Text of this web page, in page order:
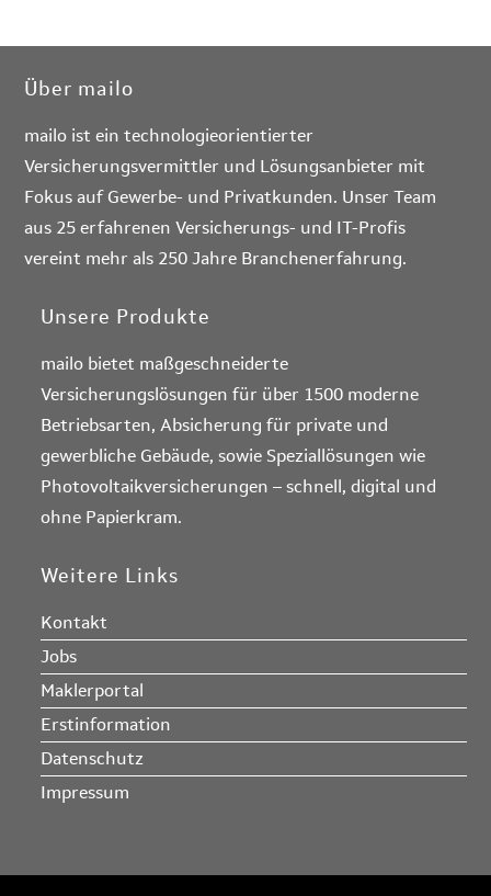
Über mailo
mailo ist ein technologieorientierter
Versicherungsvermittler und Lösungsanbieter mit
Fokus auf Gewerbe- und Privatkunden. Unser Team
aus 25 erfahrenen Versicherungs- und IT-Profis
vereint mehr als 250 Jahre Branchenerfahrung.
Unsere Produkte
mailo bietet maßgeschneiderte
Versicherungslösungen für über 1500 moderne
Betriebsarten, Absicherung für private und
gewerbliche Gebäude, sowie Speziallösungen wie
Photovoltaikversicherungen – schnell, digital und
ohne Papierkram.
Weitere Links
Kontakt
Jobs
Maklerportal
Erstinformation
Datenschutz
Impressum